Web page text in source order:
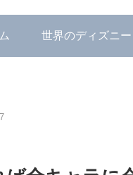
世界のディズニー